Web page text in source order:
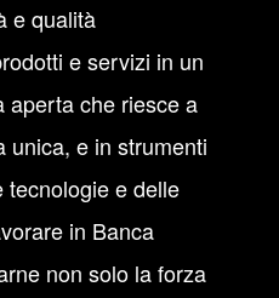
e qualità
e servizi in un
aperta che riesce a
unica, e in strumenti
tecnologie e delle
in Banca
non solo la forza